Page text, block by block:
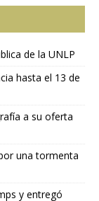
de la UNLP
hasta el 13 de
a su oferta
una tormenta
y entregó